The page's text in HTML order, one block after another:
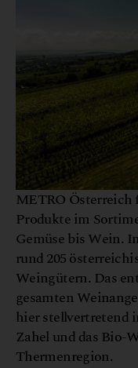
METRO Österreich
Produkte im
Gemüse bis Wein.
rund 205
Weingütern. Das
gesamten
hier stellvertretend
Zahel und das Bio-
Thermenregion.